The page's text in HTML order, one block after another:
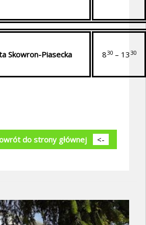
Skowron-Piasecka 830– 13 30
do strony głównej <-